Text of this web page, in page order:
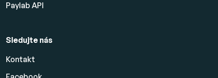
Paylab API
Sledujte nás
Kontakt